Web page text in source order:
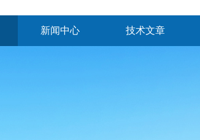
新闻中心 技术文章